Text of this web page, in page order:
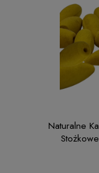
Naturalne